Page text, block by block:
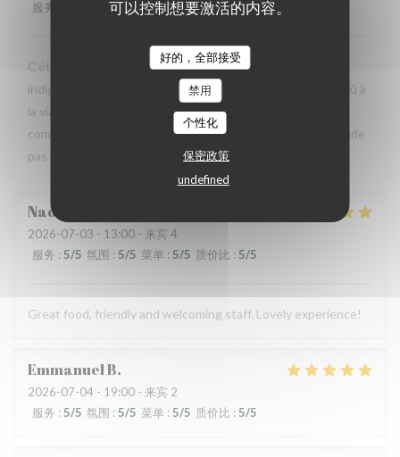
可以控制想要激活的内容。
好的，全部接受
禁用
个性化
保密政策
undefined
服务
氛围:4 /5 菜单: 1/5 质价比:1/5
C’était bon, mais suite à la soirée j’ai fait une violente
indigestion qui a nécessité un lavement. C’est sûrement dû à
la viande et au pain qui avaient un goût légèrement avarié,
comme si elle avait pris un coup de chaud. Je ne recommande
pas ce restaurant, mais je pense qu’il peut s’améliorer.
Naomi
2026-07-03 - 13:00 - 来宾 4
服务 : 5/5 氛围 : 5/5 菜单 : 5/5 质价比 : 5/5
Great food, friendly and welcoming staff. Lovely experience!
EmmanuelB
2026-07-04 - 19:00 - 来宾 2
服务 :5/5 氛围 :5/5 菜单 : 5/5 质价比 :5/5